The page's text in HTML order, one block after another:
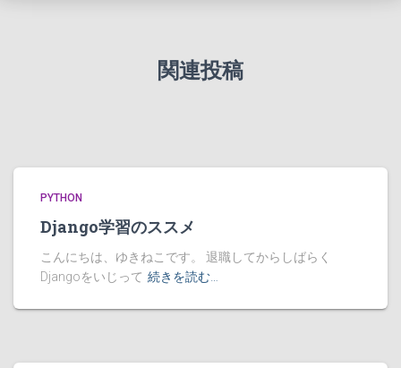
関連投稿
PYTHON
Django学習のススメ
こんにちは、ゆきねこです。 退職してからしばらく
Djangoをいじって 続きを読む…